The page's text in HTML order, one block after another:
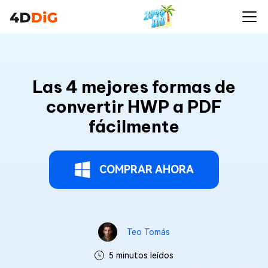
Las 4 mejores formas de
convertir HWP a PDF
fácilmente
COMPRAR AHORA
Teo Tomás
5 minutos leídos